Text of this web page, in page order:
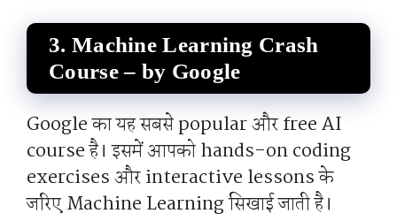
3. Machine Learning Crash
Course – by Google
Google का यह सबसे popular और free AI
course है। इसमें आपको hands-on coding
exercises और interactive lessons के
जरिए Machine Learning सिखाई जाती है।